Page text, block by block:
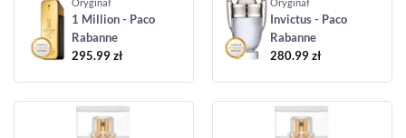
Oryginał
1 Million - Paco
Rabanne
295.99zł
Oryginał
Invictus - Paco
Rabanne
280.99zł